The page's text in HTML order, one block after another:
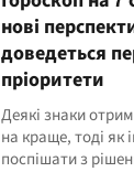
нові
доведеться
пріоритети
Деякі знаки
на краще, тоді як
поспішати з